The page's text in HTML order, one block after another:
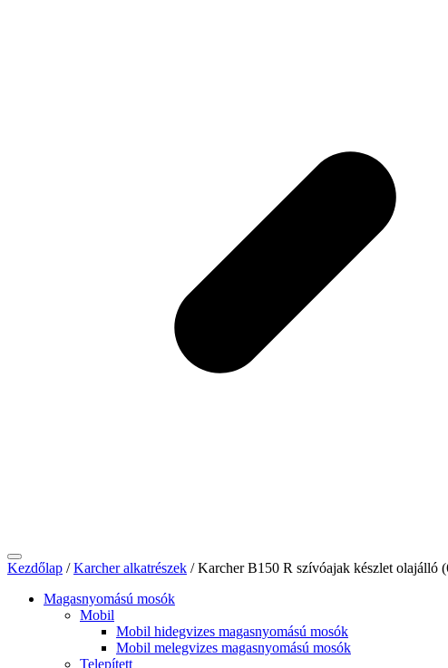
Kezdőlap /Karcher alkatrészek / Karcher B150 R szívóajak készlet
Magasnyomású mosók
Mobil
Mobil hidegvizes magasnyomású mosók
Mobil melegvizes magasnyomású mosók
Telepített